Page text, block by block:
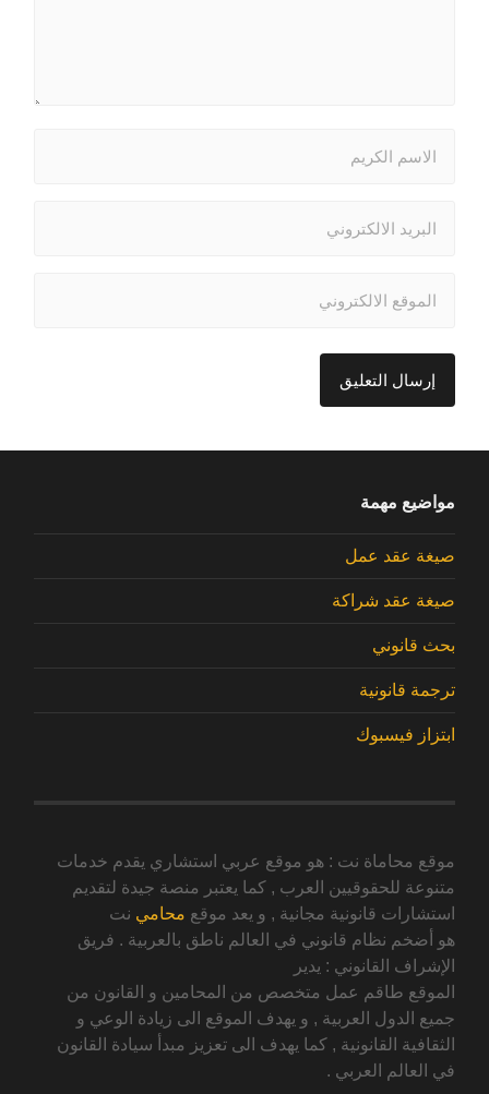
مواضيع مهمة
صيغة عقد عمل
صيغة عقد شراكة
بحث قانوني
ترجمة قانونية
ابتزاز فيسبوك
موقع محاماة نت : هو موقع عربي استشاري يقدم خدمات
متنوعة للحقوقيين العرب , كما يعتبر منصة جيدة لتقديم
استشارات قانونية مجانية , و يعد موقع محامي نت
هو أضخم نظام قانوني في العالم ناطق بالعربية . فريق
الإشراف القانوني : يدير
الموقع طاقم عمل متخصص من المحامين و القانون من
جميع الدول العربية , و يهدف الموقع الى زيادة الوعي و
الثقافية القانونية , كما يهدف الى تعزيز مبدأ سيادة القانون
في العالم العربي .